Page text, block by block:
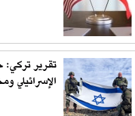
تقرير تركي:
الإسرائيلي